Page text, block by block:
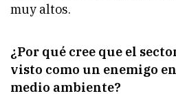
muy altos.
¿Por qué cree que el
visto como un enemigo
medio ambiente?